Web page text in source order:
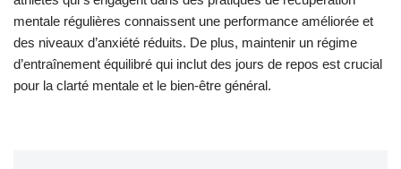
mentale régulières connaissent une performance améliorée et
des niveaux d’anxiété réduits. De plus, maintenir un régime
d’entraînement équilibré qui inclut des jours de repos est crucial
pour la clarté mentale et le bien-être général.